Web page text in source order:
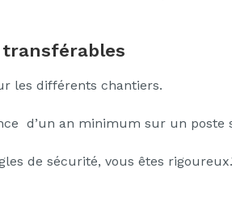
transférables
les différents chantiers.
d’un an minimum sur un poste
de sécurité, vous êtes